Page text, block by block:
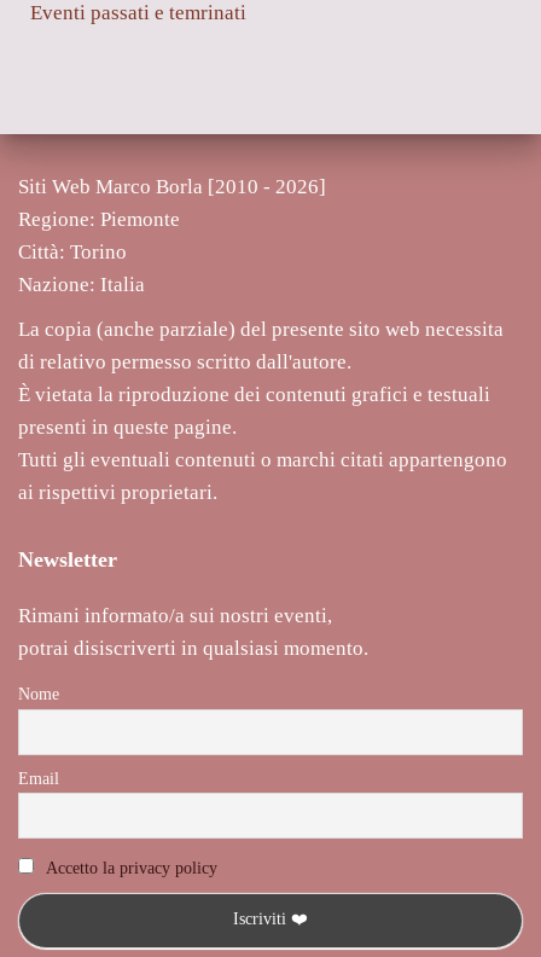
Eventi passati e temrinati
Siti Web Marco Borla [2010 - 2026]
Regione: Piemonte
Città: Torino
Nazione: Italia
La copia (anche parziale) del presente sito web necessita
di relativo permesso scritto dall'autore.
È vietata la riproduzione dei contenuti grafici e testuali
presenti in queste pagine.
Tutti gli eventuali contenuti o marchi citati appartengono
ai rispettivi proprietari.
Newsletter
Rimani informato/a sui nostri eventi,
potrai disiscriverti in qualsiasi momento.
Nome
Email
Accetto la privacy policy